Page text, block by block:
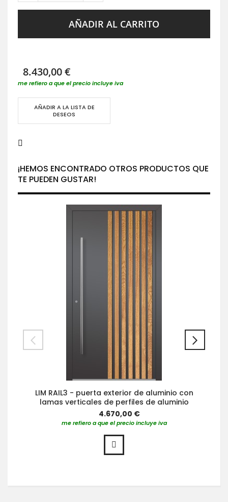
AÑADIR AL CARRITO
8.430,00 €
me refiero a que el precio incluye iva
AÑADIR A LA LISTA DE
DESEOS
¡HEMOS ENCONTRADO OTROS PRODUCTOS QUE
TE PUEDEN GUSTAR!
LIM RAIL3 - puerta exterior de aluminio con
lamas verticales de perfiles de aluminio
4.670,00 €
me refiero a que el precio incluye iva